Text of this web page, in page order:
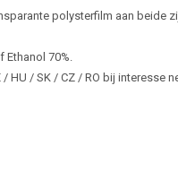
polysterfilm aan beide
70%.
HU / SK / CZ / RO bij interesse